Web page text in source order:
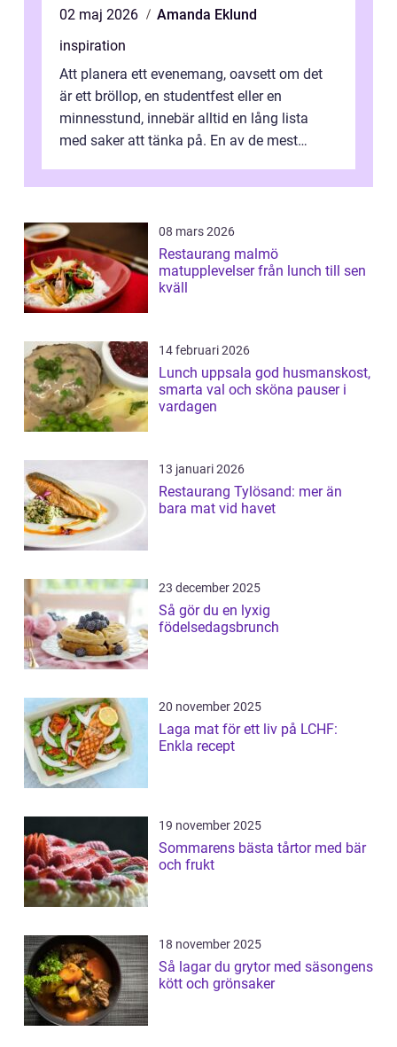
02 maj 2026
Amanda Eklund
inspiration
Att planera ett evenemang, oavsett om det
är ett bröllop, en studentfest eller en
minnesstund, innebär alltid en lång lista
med saker att tänka på. En av de mest
08 mars 2026
Restaurang malmö
matupplevelser från lunch till sen
kväll
14 februari 2026
Lunch uppsala god husmanskost,
smarta val och sköna pauser i
vardagen
13 januari 2026
Restaurang Tylösand: mer än
bara mat vid havet
23 december 2025
Så gör du en lyxig
födelsedagsbrunch
20 november 2025
Laga mat för ett liv på LCHF:
Enkla recept
19 november 2025
Sommarens bästa tårtor med bär
och frukt
18 november 2025
Så lagar du grytor med säsongens
kött och grönsaker